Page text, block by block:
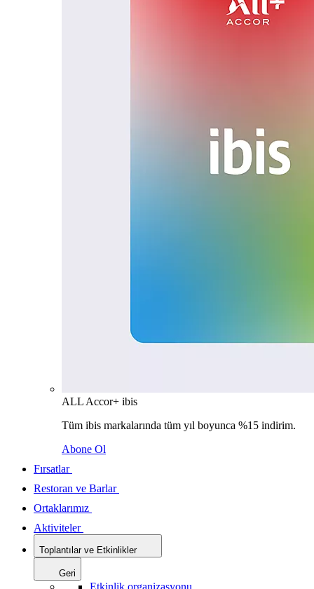
ALL Accor+ ibis
Tüm ibis markalarında tüm yıl boyunca %15 indirim.
Abone Ol
Fırsatlar
Restoran ve Barlar
Ortaklarımız
Aktiviteler
Toplantılar ve Etkinlikler
Geri
Etkinlik organizasyonu